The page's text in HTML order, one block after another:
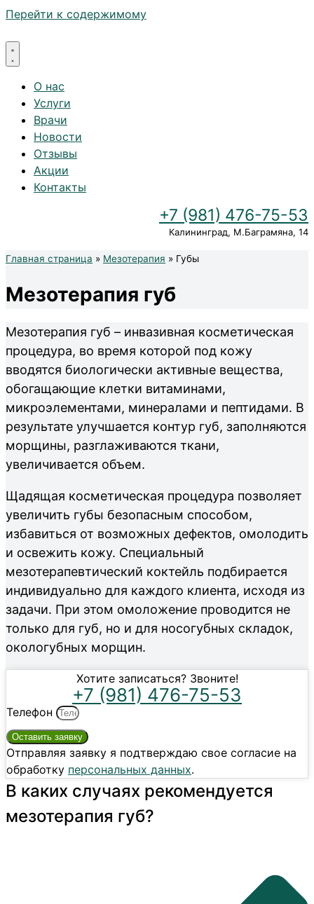
Перейти к содержимому
О нас
Услуги
Врачи
Новости
Отзывы
Акции
Контакты
+7 (981) 476-75-53
Калининград, М.Баграмяна, 14
Главная страница » Мезотерапия » Губы
Мезотерапия губ
Мезотерапия губ – инвазивная косметическая
процедура, во время которой под кожу
вводятся биологически активные вещества,
обогащающие клетки витаминами,
микроэлементами, минералами и пептидами. В
результате улучшается контур губ, заполняются
морщины, разглаживаются ткани,
увеличивается объем.
Щадящая косметическая процедура позволяет
увеличить губы безопасным способом,
избавиться от возможных дефектов, омолодить
и освежить кожу. Специальный
мезотерапевтический коктейль подбирается
индивидуально для каждого клиента, исходя из
задачи. При этом омоложение проводится не
только для губ, но и для носогубных складок,
окологубных морщин.
Хотите записаться? Звоните!
+7 (981) 476-75-53
Телефон
Оставить заявку
Отправляя заявку я подтверждаю свое согласие на
обработку персональных данных.
В каких случаях рекомендуется
мезотерапия губ?